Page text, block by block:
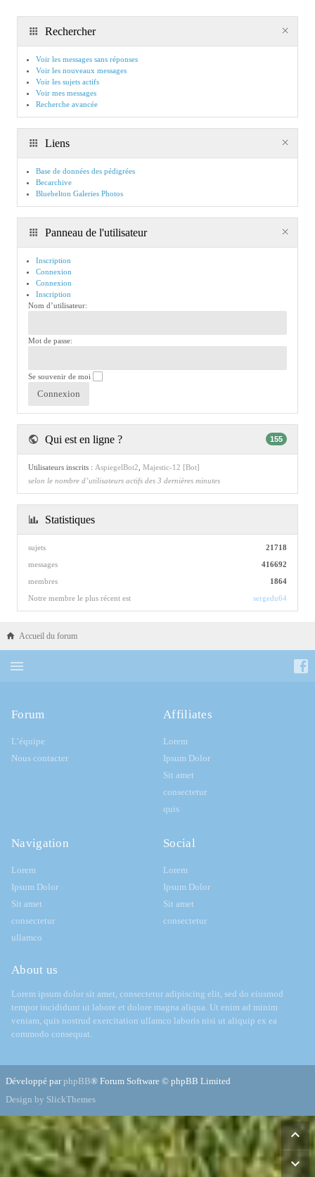
Rechercher
Voir les messages sans réponses
Voir les nouveaux messages
Voir les sujets actifs
Voir mes messages
Recherche avancée
Liens
Base de données des pédigrées
Becarchive
Bluebelton Galeries Photos
Panneau de l'utilisateur
Inscription
Connexion
Connexion
Inscription
Nom d’utilisateur:
Mot de passe:
Se souvenir de moi
Qui est en ligne ? 155
Utilisateurs inscrits : AspiegelBot2, Majestic-12 [Bot]
selon le nombre d’utilisateurs actifs des 3 dernières minutes
Statistiques
21718
sujets
416692
messages
1864
membres
Notre membre le plus récent est
sergedu64
Accueil du forum
Forum
L’équipe
Nous contacter
Affiliates
Lorem
Ipsum Dolor
Sit amet
consectetur
quis
Navigation
Lorem
Ipsum Dolor
Sit amet
consectetur
ullamco
Social
Lorem
Ipsum Dolor
Sit amet
consectetur
About us
Lorem ipsum dolor sit amet, consectetur adipiscing elit, sed do eiusmod
tempor incididunt ut labore et dolore magna aliqua. Ut enim ad minim
veniam, quis nostrud exercitation ullamco laboris nisi ut aliquip ex ea
commodo consequat.
Développé parphpBB® Forum Software © phpBB Limited
Design by SlickThemes